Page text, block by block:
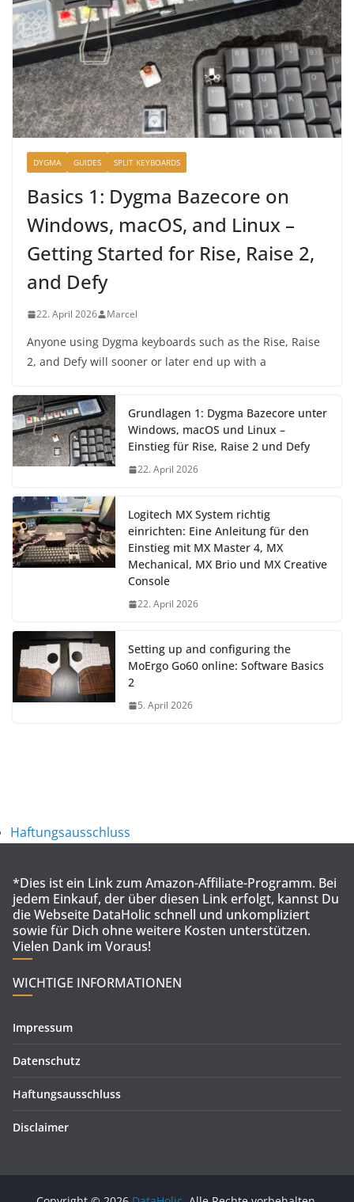
DYGMA GUIDES SPLIT KEYBOARDS
Basics 1: Dygma Bazecore on
Windows, macOS, and Linux –
Getting Started for Rise, Raise 2,
and Defy
22. April 2026 Marcel
Anyone using Dygma keyboards such as the Rise, Raise
2, and Defy will sooner or later end up with a
Grundlagen 1: Dygma Bazecore unter
Windows, macOS und Linux –
Einstieg für Rise, Raise 2 und Defy
22. April 2026
Logitech MX System richtig
einrichten: Eine Anleitung für den
Einstieg mit MX Master 4, MX
Mechanical, MX Brio und MX Creative
Console
22. April 2026
Setting up and configuring the
MoErgo Go60 online: Software Basics
2
5. April 2026
Haftungsausschluss
*Dies ist ein Link zum Amazon-Affiliate-Programm. Bei
jedem Einkauf, der über diesen Link erfolgt, kannst Du
die Webseite DataHolic schnell und unkompliziert
sowie für Dich ohne weitere Kosten unterstützen.
Vielen Dank im Voraus!
WICHTIGE INFORMATIONEN
Impressum
Datenschutz
Haftungsausschluss
Disclaimer